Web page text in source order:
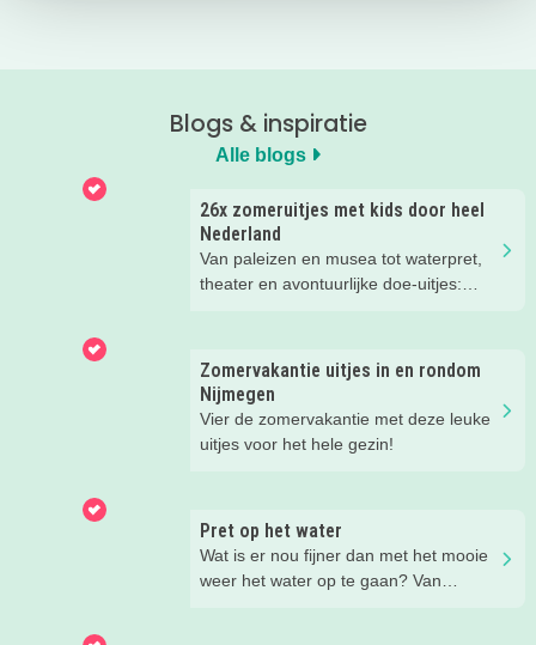
Blogs & inspiratie
Alle blogs
26x zomeruitjes met kids door heel
Nederland
Van paleizen en musea tot waterpret,
theater en avontuurlijke doe-uitjes:
Zomervakantie uitjes in en rondom
Nijmegen
Vier de zomervakantie met deze leuke
uitjes voor het hele gezin!
Pret op het water
Wat is er nou fijner dan met het mooie
weer het water op te gaan? Van